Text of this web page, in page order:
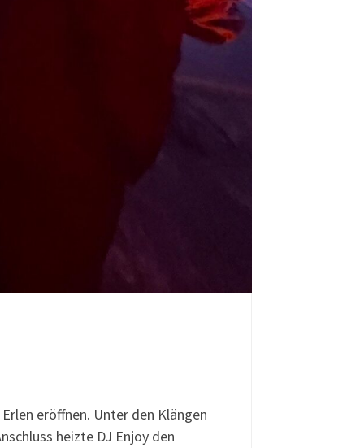
eröffnen. Unter den Klängen
heizte DJ Enjoy den